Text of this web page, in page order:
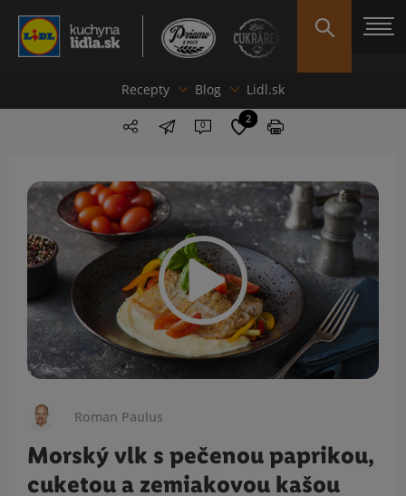
Recepty Blog Lidl.sk
0 2
Roman Paulus
Morský vlk s pečenou paprikou,
cuketou a zemiakovou kašou